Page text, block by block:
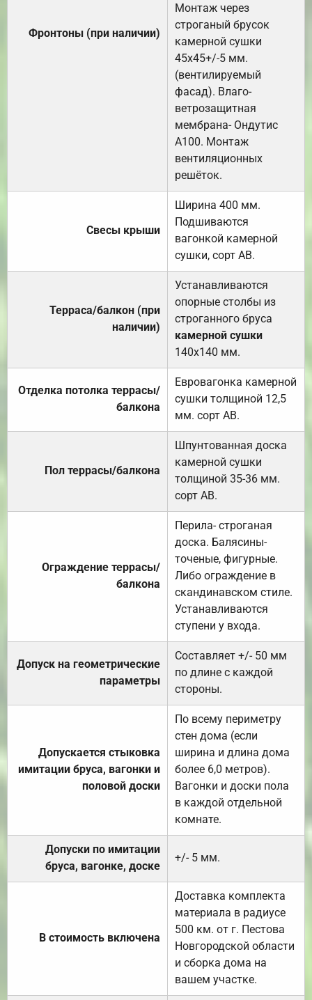
Фронтоны (при наличии)
Монтаж через
строганый брусок
камерной сушки
45х45+/-5 мм.
(вентилируемый
фасад). Влаго-
ветрозащитная
мембрана- Ондутис
А100. Монтаж
вентиляционных
решёток.
Свесы крыши
Ширина 400 мм.
Подшиваются
вагонкой камерной
сушки, сорт АВ.
Терраса/балкон (при
наличии)
Устанавливаются
опорные столбы из
строганного бруса
камерной сушки
140х140 мм.
Отделка потолка террасы/
балкона
Евровагонка камерной
сушки толщиной 12,5
мм. сорт АВ.
Пол террасы/балкона
Шпунтованная доска
камерной сушки
толщиной 35-36 мм.
сорт АВ.
Ограждение террасы/
балкона
Перила- строганая
доска. Балясины-
точеные, фигурные.
Либо ограждение в
скандинавском стиле.
Устанавливаются
ступени у входа.
Допуск на геометрические
параметры
Составляет +/- 50 мм
по длине с каждой
стороны.
Допускается стыковка
имитации бруса, вагонки и
половой доски
По всему периметру
стен дома (если
ширина и длина дома
более 6,0 метров).
Вагонки и доски пола
в каждой отдельной
комнате.
Допуски по имитации
бруса, вагонке, доске
+/- 5 мм.
В стоимость включена
Доставка комплекта
материала в радиусе
500 км. от г. Пестова
Новгородской области
и сборка дома на
вашем участке.